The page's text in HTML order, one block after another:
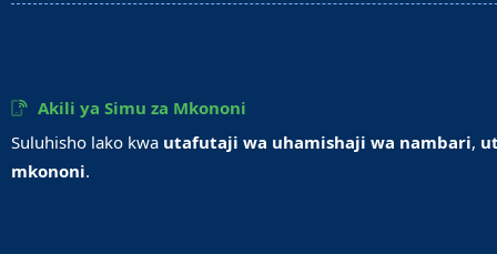
Akili ya Simu za Mkononi
Suluhisho lako kwa utafutaji wa uhamishaji wa nambari,
mkononi.